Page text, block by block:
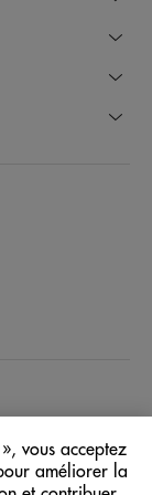
vous acceptez
améliorer la